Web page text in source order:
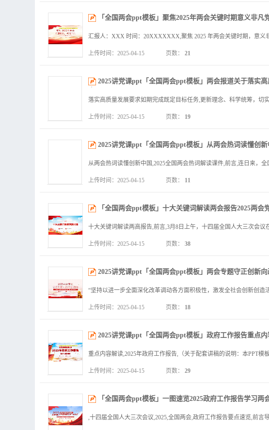
「全国两会ppt模板」聚焦2025年两会关键时期意义非
上传时间：2025-04-15 页数： 21
2025讲党课ppt「全国两会ppt模板」两会报道关于落实
上传时间：2025-04-15 页数： 19
2025讲党课ppt「全国两会ppt模板」从两会热词读懂创
上传时间：2025-04-15 页数： 11
「全国两会ppt模板」十大关键词解读两会报告2025两
上传时间：2025-04-15 页数： 38
2025讲党课ppt「全国两会ppt模板」两会专题守正创新
上传时间：2025-04-15 页数： 18
2025讲党课ppt「全国两会ppt模板」政府工作报告重点
上传时间：2025-04-15 页数： 29
「全国两会ppt模板」一图速览2025政府工作报告学习